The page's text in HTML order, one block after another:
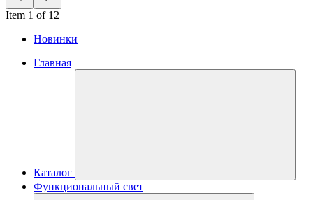
Item 1 of 12
Новинки
Главная
Каталог
Функциональный свет